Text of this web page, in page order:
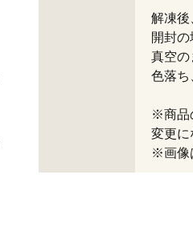
解凍後
開封
真空
色落ち
※商品
変更に
※画像